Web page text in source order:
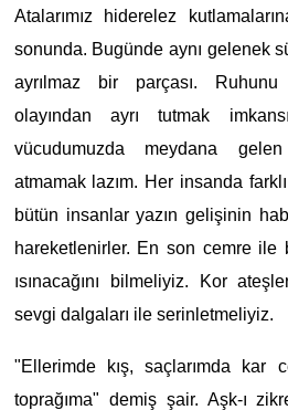
Atalarımız hiderelez
sonunda. Bugünde aynı gelenek
ayrılmaz bir parçası.
olayından ayrı tutmak
vücudumuzda meydana
atmamak lazım. Her insanda
bütün insanlar yazın gelişinin
hareketlenirler. En son cemre ile
ısınacağını bilmeliyiz. Kor
sevgi dalgaları ile serinletmeliyiz.
"Ellerimde kış, saçlarımda kar
toprağıma" demiş şair. Aşk-ı